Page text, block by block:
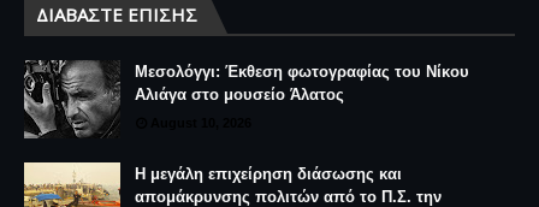
ΔΙΑΒΆΣΤΕ ΕΠΊΣΗΣ
Μεσολόγγι: Έκθεση φωτογραφίας του Νίκου
Αλιάγα στο μουσείο Άλατος
Η μεγάλη επιχείρηση διάσωσης και
απομάκρυνσης πολιτών από το Π.Σ. την